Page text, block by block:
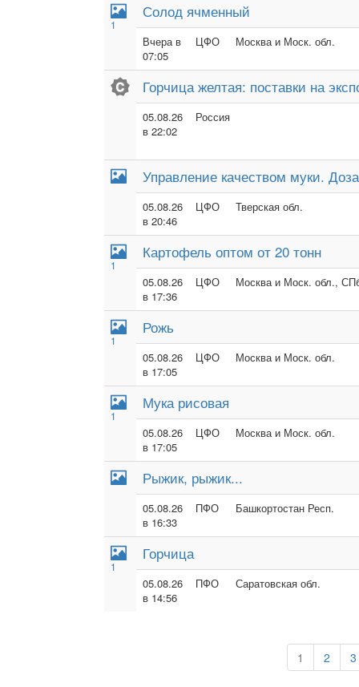
1
Солод ячменный
Вчера в
07:05
ЦФО Москва и Моск. обл.
Горчица желтая: поставки на
05.08.26
в 22:02
Россия
Управление качеством муки.
05.08.26
в 20:46
ЦФО Тверская обл.
1
Картофель оптом от 20 тонн
05.08.26
в 17:36
ЦФО Москва и Моск. обл.,
1
Рожь
05.08.26
в 17:05
ЦФО Москва и Моск. обл.
1
Мука рисовая
05.08.26
в 17:05
ЦФО Москва и Моск. обл.
Рыжик, рыжик...
05.08.26
в 16:33
ПФО Башкортостан Респ.
1
Горчица
05.08.26
в 14:56
ПФО Саратовская обл.
1 2 3